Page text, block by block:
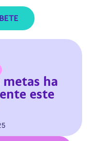
metas ha
este